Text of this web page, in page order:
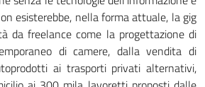
esisterebbe, nella forma attuale, la gig
da freelance come la progettazione di
di camere, dalla vendita di
ai trasporti privati alternativi,